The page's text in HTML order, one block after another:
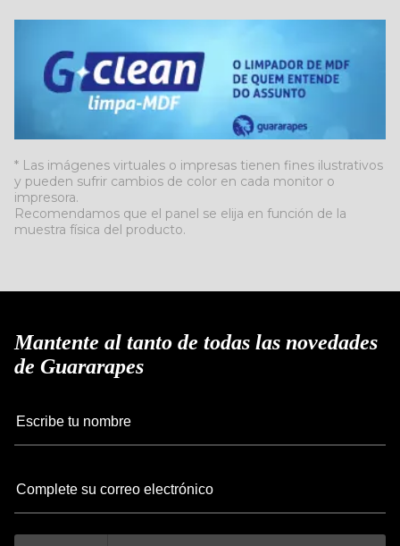
* Las imágenes virtuales o impresas tienen fines ilustrativos
y pueden sufrir cambios de color en cada monitor o
impresora.
Recomendamos que el panel se elija en función de la
muestra física del producto.
Mantente al tanto de todas las novedades
de Guararapes